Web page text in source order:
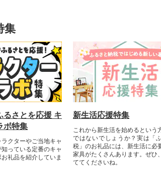
集
るさとを応援 キ
ボ特集
クターやご当地キャ
っている定番のキャ
礼品を紹介していま
新生活応援特集
これから新生活を始めるという
ではないでしょうか？実は「
税」のお礼品には、新生活に必
家具がたくさんあります。ぜひ
ててくださいね。